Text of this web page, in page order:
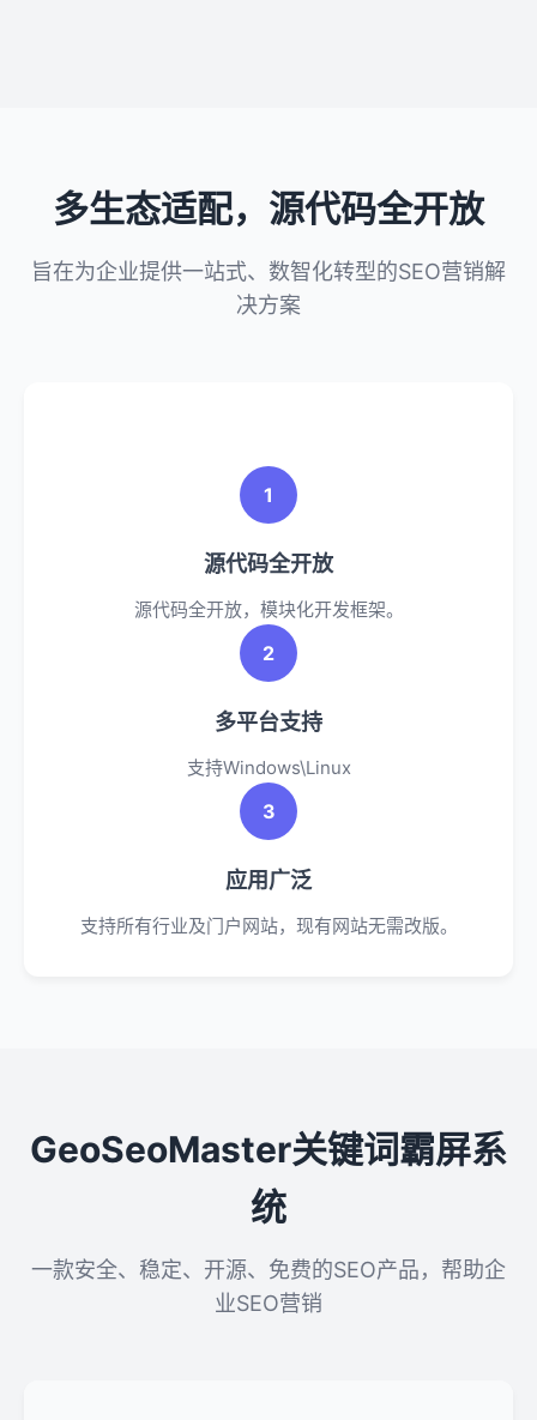
多生态适配，源代码全开放
旨在为企业提供一站式、数智化转型的SEO营销解
决方案
1
源代码全开放
源代码全开放，模块化开发框架。
2
多平台支持
支持Windows\Linux
3
应用广泛
支持所有行业及门户网站，现有网站无需改版。
GeoSeoMaster关键词霸屏系
统
一款安全、稳定、开源、免费的SEO产品，帮助企
业SEO营销